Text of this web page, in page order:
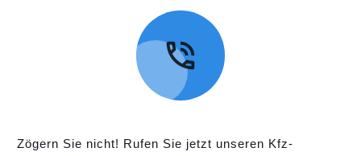
Zögern Sie nicht! Rufen Sie jetzt unseren Kfz-